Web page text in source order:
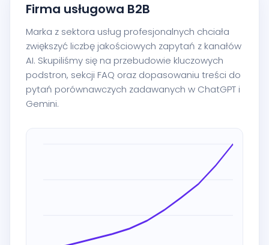
Firma usługowa B2B
Marka z sektora usług profesjonalnych chciała
zwiększyć liczbę jakościowych zapytań z kanałów
AI. Skupiliśmy się na przebudowie kluczowych
podstron, sekcji FAQ oraz dopasowaniu treści do
pytań porównawczych zadawanych w ChatGPT i
Gemini.